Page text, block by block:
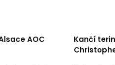
AOC
Kančí